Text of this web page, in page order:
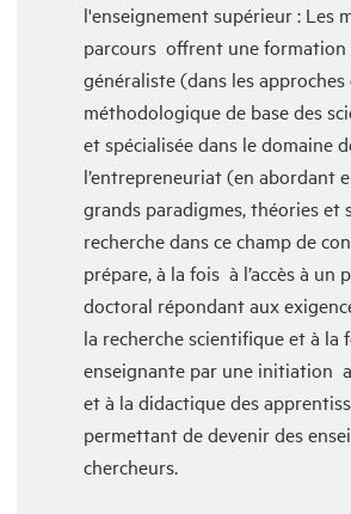
l'enseignement supérieur : Les
parcours offrent une formation
généraliste (dans les
méthodologique de base des
et spécialisée dans le domaine
l’entrepreneuriat (en abordant
grands paradigmes, théories et
recherche dans ce champ de
prépare, à la fois à l’accès à un
doctoral répondant aux
la recherche scientifique et à la
enseignante par une initiation
et à la didactique des
permettant de devenir des
chercheurs.